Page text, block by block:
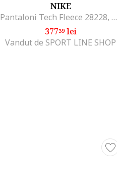
NIKE
Pantaloni Tech Fleece 28228, Gri
37739lei
Vandut de SPORT LINE SHOP